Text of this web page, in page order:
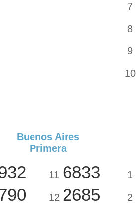
7
8
9
10
Buenos Aires
Primera
11 6833
12 2685
1
2